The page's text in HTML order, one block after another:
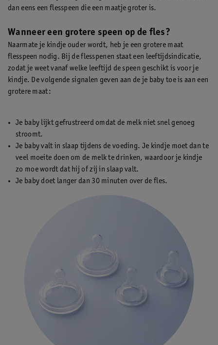
dan eens een flesspeen die een maatje groter is.
Wanneer een grotere speen op de fles?
Naarmate je kindje ouder wordt, heb je een grotere maat
flesspeen nodig. Bij de flesspenen staat een leeftijdsindicatie,
zodat je weet vanaf welke leeftijd de speen geschikt is voor je
kindje. De volgende signalen geven aan de je baby toe is aan een
grotere maat:
Je baby lijkt gefrustreerd omdat de melk niet snel genoeg
stroomt.
Je baby valt in slaap tijdens de voeding. Je kindje moet dan te
veel moeite doen om de melk te drinken, waardoor je kindje
zo moe wordt dat hij of zij in slaap valt.
Je baby doet langer dan 30 minuten over de fles.